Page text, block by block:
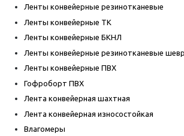
Ленты конвейерные резинотканевые
Ленты конвейерные ТК
Ленты конвейерные БКНЛ
Ленты конвейерные резинотканевые
Ленты конвейерные ПВХ
Гофроборт ПВХ
Лента конвейерная шахтная
Лента конвейерная износостойкая
Влагомеры